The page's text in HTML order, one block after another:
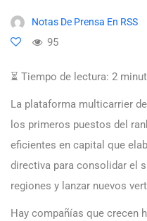
Notas De Prensa En RSS
95
⏳ Tiempo de lectura: 2
La plataforma multicarrier
los primeros puestos del
eficientes en capital que
directiva para consolidar el
regiones y lanzar nuevos
Hay compañías que crecen